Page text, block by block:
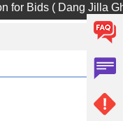
Bids ( Dang Jilla